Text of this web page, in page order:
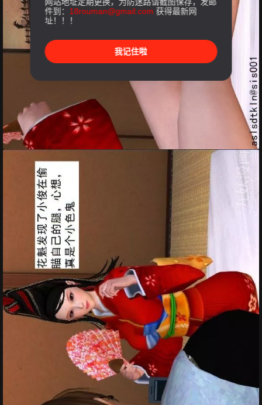
件到： 18rouman@gmail.com 获得最新网
址！！！
我记住啦